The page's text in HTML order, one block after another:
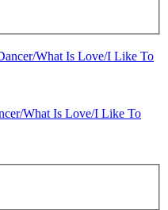
What Is Love/I Like To